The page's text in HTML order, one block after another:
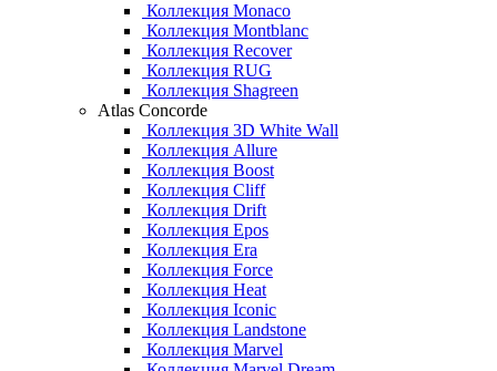
Коллекция Monaco
Коллекция Montblanc
Коллекция Recover
Коллекция RUG
Коллекция Shagreen
Atlas Concorde
Коллекция 3D White Wall
Коллекция Allure
Коллекция Boost
Коллекция Cliff
Коллекция Drift
Коллекция Epos
Коллекция Era
Коллекция Force
Коллекция Heat
Коллекция Iconic
Коллекция Landstone
Коллекция Marvel